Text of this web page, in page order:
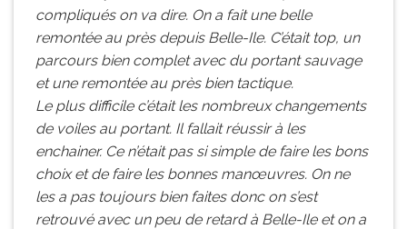
compliqués on va dire. On a fait une belle
remontée au près depuis Belle-Ile. C’était top, un
parcours bien complet avec du portant sauvage
et une remontée au près bien tactique.
Le plus difficile c’était les nombreux changements
de voiles au portant. Il fallait réussir à les
enchainer. Ce n’était pas si simple de faire les bons
choix et de faire les bonnes manœuvres. On ne
les a pas toujours bien faites donc on s’est
retrouvé avec un peu de retard à Belle-Ile et on a